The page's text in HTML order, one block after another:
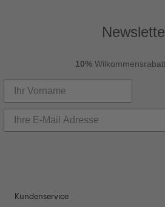
10%
Kundenservice